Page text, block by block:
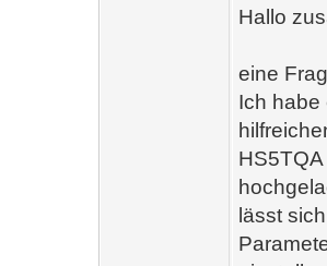
Hallo
eine
Ich habe
lässt